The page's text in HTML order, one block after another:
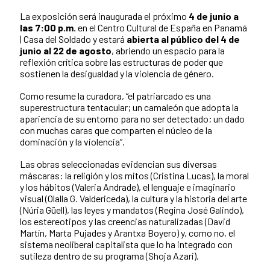
La exposición será inaugurada el próximo 4 de junio a
las 7:00 p.m. en el Centro Cultural de España en Panamá
| Casa del Soldado yestará abierta al público del 4 de
junio al 22 de agosto, abriendo un espacio para la
reflexión crítica sobre las estructuras de poder que
sostienen la desigualdad y la violencia de género.
Como resume la curadora, “el patriarcado es una
superestructura tentacular; un camaleón que adopta la
apariencia de su entorno para no ser detectado; un dado
con muchas caras que comparten el núcleo de la
dominación y la violencia”.
Las obras seleccionadas evidencian sus diversas
máscaras: la religión y los mitos (Cristina Lucas), la moral
y los hábitos (Valeria Andrade), el lenguaje e imaginario
visual (Olalla G. Valdericeda), la cultura y la historia del arte
(Núria Güell), las leyes y mandatos (Regina José Galindo),
los estereotipos y las creencias naturalizadas (David
Martín, Marta Pujades y Arantxa Boyero) y, como no, el
sistema neoliberal capitalista que lo ha integrado con
sutileza dentro de su programa (Shoja Azari).